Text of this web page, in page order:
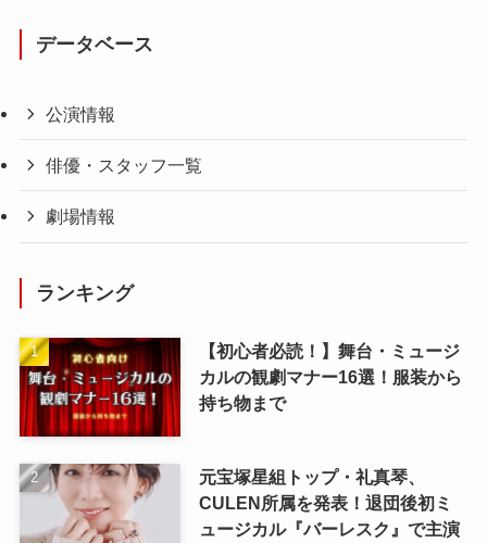
データベース
公演情報
俳優・スタッフ一覧
劇場情報
ランキング
【初心者必読！】舞台・ミュージ
カルの観劇マナー16選！服装から
持ち物まで
元宝塚星組トップ・礼真琴、
CULEN所属を発表！退団後初ミ
ュージカル『バーレスク』で主演